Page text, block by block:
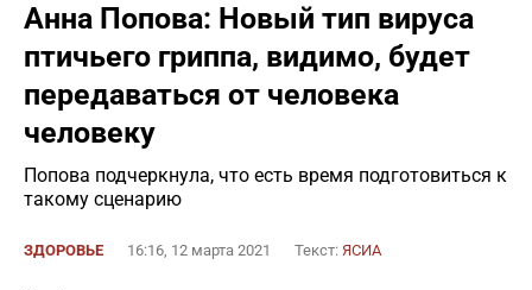
Анна Попова: Новый тип вируса
птичьего гриппа, видимо, будет
передаваться от человека
человеку
Попова подчеркнула, что есть время подготовиться к
такому сценарию
ЗДОРОВЬЕ 16:16, 12 марта 2021 Текст: ЯСИА